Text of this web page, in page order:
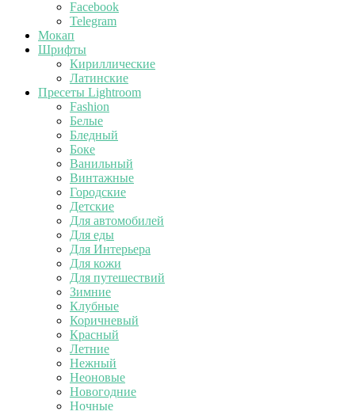
Facebook
Telegram
Мокап
Шрифты
Кириллические
Латинские
Пресеты Lightroom
Fashion
Белые
Бледный
Боке
Ванильный
Винтажные
Городские
Детские
Для автомобилей
Для еды
Для Интерьера
Для кожи
Для путешествий
Зимние
Клубные
Коричневый
Красный
Летние
Нежный
Неоновые
Новогодние
Ночные